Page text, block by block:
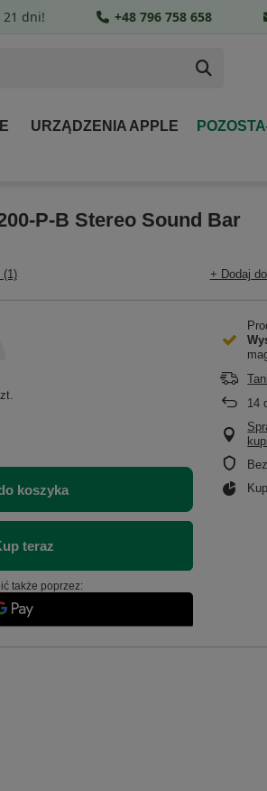
URZĄDZENIA APPLE
P-B Stereo Sound Bar
(1) + Dodaj
koszyka
także poprzez:
14
21 dni! +48 796 758 658